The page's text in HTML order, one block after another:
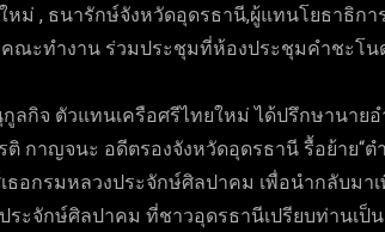
ม่ , ธนารักษ์จังหวัดอุดรธานี,ผู้แทนโยธาธิกา
ณะทำงาน ร่วมประชุมที่ห้องประชุมคำชะโน
ลกิจ ตัวแทนเครือศรีไทยใหม่ ได้ปรึกษานาย
กาญจนะ อดีตรองจังหวัดอุดรธานี รื้อย้าย“
ธอกรมหลวงประจักษ์ศิลปาคม เพื่อนำกลับมา
ะจักษ์ศิลปาคม ที่ชาวอุดรธานีเปรียบท่านเป็